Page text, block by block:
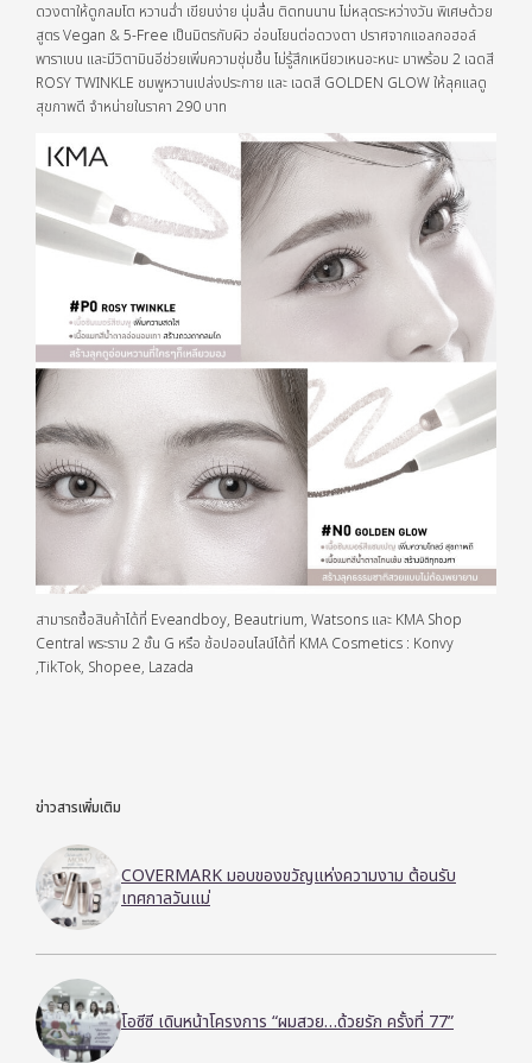
ดวงตาให้ดูกลมโต หวานฉ่ำ เขียนง่าย นุ่มลื่น ติดทนนาน ไม่หลุดระหว่างวัน พิเศษด้วย
สูตร Vegan & 5-Free เป็นมิตรกับผิว อ่อนโยนต่อดวงตา ปราศจากแอลกอฮอล์
พาราเบน และมีวิตามินอีช่วยเพิ่มความชุ่มชื้น ไม่รู้สึกเหนียวเหนอะหนะ มาพร้อม 2 เฉดสี
ROSY TWINKLE ชมพูหวานเปล่งประกาย และ เฉดสี GOLDEN GLOW ให้ลุคแลดู
สุขภาพดี จำหน่ายในราคา 290 บาท
สามารถซื้อสินค้าได้ที่ Eveandboy, Beautrium, Watsons และ KMA Shop
Central พระราม 2 ชั้น G หรือ ช้อปออนไลน์ได้ที่ KMA Cosmetics : Konvy
,TikTok, Shopee, Lazada
ข่าวสารเพิ่มเติม
COVERMARK มอบของขวัญแห่งความงาม ต้อนรับ
เทศกาลวันแม่
โอซีซี เดินหน้าโครงการ “ผมสวย…ด้วยรัก ครั้งที่ 77”